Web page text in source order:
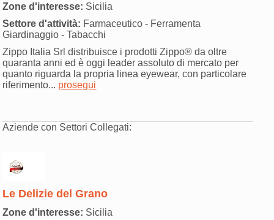
Zone d'interesse: Sicilia
Settore d'attività: Farmaceutico - Ferramenta
Giardinaggio - Tabacchi
Zippo Italia Srl distribuisce i prodotti Zippo® da oltre
quaranta anni ed è oggi leader assoluto di mercato per
quanto riguarda la propria linea eyewear, con particolare
riferimento... prosegui
Aziende con Settori Collegati:
Le Delizie del Grano
Zone d'interesse: Sicilia